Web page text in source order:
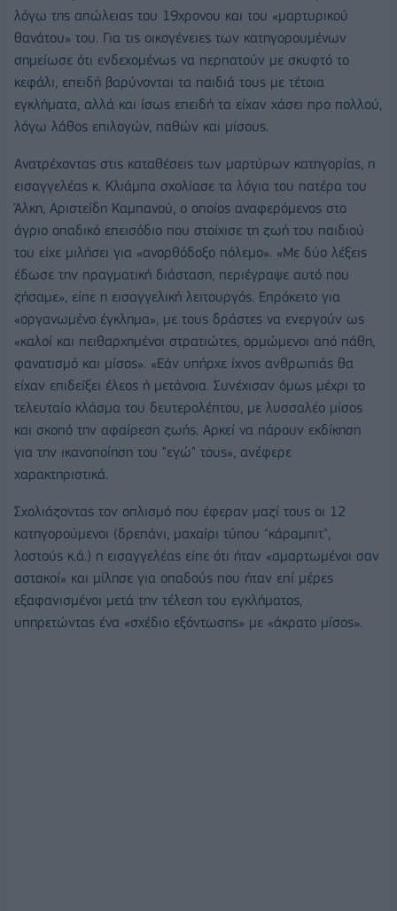
λόγω της απώλειας του 19χρονου και του «μαρτυρικού
θανάτου» του. Για τις οικογένειες των κατηγορουμένων
σημείωσε ότι ενδεχομένως να περπατούν με σκυφτό το
κεφάλι, επειδή βαρύνονται τα παιδιά τους με τέτοια
εγκλήματα, αλλά και ίσως επειδή τα είχαν χάσει προ πολλού,
λόγω λάθος επιλογών, παθών και μίσους.
Ανατρέχοντας στις καταθέσεις των μαρτύρων κατηγορίας, η
εισαγγελέας κ. Κλιάμπα σχολίασε τα λόγια του πατέρα του
Άλκη, Αριστείδη Καμπανού, ο οποίος αναφερόμενος στο
άγριο οπαδικό επεισόδιο που στοίχισε τη ζωή του παιδιού
του είχε μιλήσει για «ανορθόδοξο πόλεμο». «Με δύο λέξεις
έδωσε την πραγματική διάσταση, περιέγραψε αυτό που
ζήσαμε», είπε η εισαγγελική λειτουργός. Επρόκειτο για
«οργανωμένο έγκλημα», με τους δράστες να ενεργούν ως
«καλοί και πειθαρχημένοι στρατιώτες, ορμώμενοι από πάθη,
φανατισμό και μίσος». «Εάν υπήρχε ίχνος ανθρωπιάς θα
είχαν επιδείξει έλεος ή μετάνοια. Συνέχισαν όμως μέχρι το
τελευταίο κλάσμα του δευτερολέπτου, με λυσσαλέο μίσος
και σκοπό την αφαίρεση ζωής. Αρκεί να πάρουν εκδίκηση
για την ικανοποίηση του "εγώ" τους», ανέφερε
χαρακτηριστικά.
Σχολιάζοντας τον οπλισμό που έφεραν μαζί τους οι 12
κατηγορούμενοι (δρεπάνι, μαχαίρι τύπου "κάραμπιτ",
λοστούς κ.ά.) η εισαγγελέας είπε ότι ήταν «αμαρτωμένοι σαν
αστακοί» και μίλησε για οπαδούς που ήταν επί μέρες
εξαφανισμένοι μετά την τέλεση του εγκλήματος,
υπηρετώντας ένα «σχέδιο εξόντωσης» με «άκρατο μίσος».